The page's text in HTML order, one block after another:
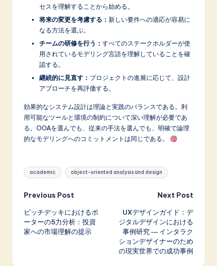
セスを理解することから始める。
将来の変更を考慮する： 新しい要件への適応が容易に
なる方法を選ぶ。
チームの研修を行う： すべてのステークホルダーが使
用されているモデリング言語を理解していることを確
認する。
継続的に見直す： プロジェクトの進展に応じて、設計
アプローチを再評価する。
効果的なシステム設計は理論と実践のバランスである。利
用可能なツールと環境の制約について深い理解が必要であ
る。OOAを選んでも、従来の手法を選んでも、明確で論理
的なモデリングへのコミットメントは同じである。
Tags:
academic object-oriented analysis and design
Post
navigation
Previous Post
ピッチデッキにおけるポ
ーターの5力分析：投資
家への市場理解の提示
Next Post
UXデザインガイド：デ
ジタルデザインにおける
事例研究 ― インタラク
ションデザイナーのため
の現実世界での成功事例